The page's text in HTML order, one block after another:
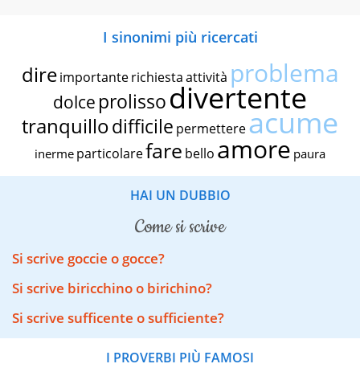
I sinonimi più ricercati
dire importante richiestaattività problema
dolce prolissodivertente
tranquillodifficile permettereacume
inerme particolarefare bello amore paura
HAI UN DUBBIO
come si scrive
Si scrive goccie o gocce?
Si scrive biricchino o birichino?
Si scrive sufficente o sufficiente?
I PROVERBI PIÙ FAMOSI